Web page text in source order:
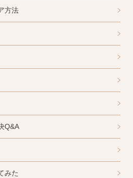
全国一律 715円
送料無料
方法
Q&A
みた